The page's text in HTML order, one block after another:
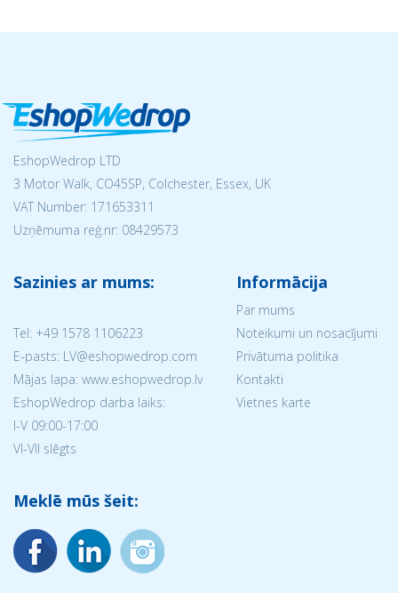
EshopWedrop LTD
3 Motor Walk, CO45SP, Colchester, Essex, UK
VAT Number: 171653311
Uzņēmuma reģ.nr: 08429573
Sazinies ar mums:
Tel: +49 1578 1106223
E-pasts: LV@eshopwedrop.com
Mājas lapa: www.eshopwedrop.lv
EshopWedrop darba laiks:
I-V 09:00-17:00
VI-VII slēgts
Informācija
Par mums
Noteikumi un nosacījumi
Privātuma politika
Kontakti
Vietnes karte
Meklē mūs šeit: